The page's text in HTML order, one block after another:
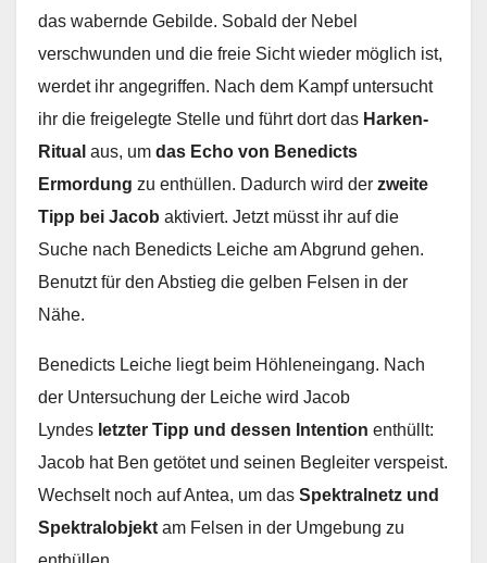
das wabernde Gebilde. Sobald der Nebel
verschwunden und die freie Sicht wieder möglich ist,
werdet ihr angegriffen. Nach dem Kampf untersucht
ihr die freigelegte Stelle und führt dort das Harken-
Ritual aus, um das Echo von Benedicts
Ermordung zu enthüllen. Dadurch wird der zweite
Tipp bei Jacob aktiviert. Jetzt müsst ihr auf die
Suche nach Benedicts Leiche am Abgrund gehen.
Benutzt für den Abstieg die gelben Felsen in der
Nähe.
Benedicts Leiche liegt beim Höhleneingang. Nach
der Untersuchung der Leiche wird Jacob
Lyndes letzter Tipp und dessen Intention enthüllt:
Jacob hat Ben getötet und seinen Begleiter verspeist.
Wechselt noch auf Antea, um das Spektralnetz und
Spektralobjekt am Felsen in der Umgebung zu